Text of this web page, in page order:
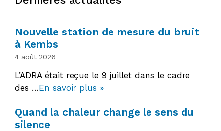
Nouvelle station de mesure du bruit
à Kembs
4 août 2026
L’ADRA était reçue le 9 juillet dans le cadre
des …En savoir plus »
Quand la chaleur change le sens du
silence